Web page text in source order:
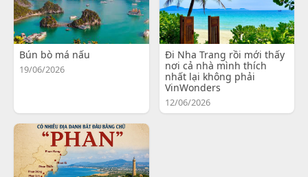
Bún bò má nấu
19/06/2026
Đi Nha Trang rồi mới thấy
nơi cả nhà mình thích
nhất lại không phải
VinWonders
12/06/2026